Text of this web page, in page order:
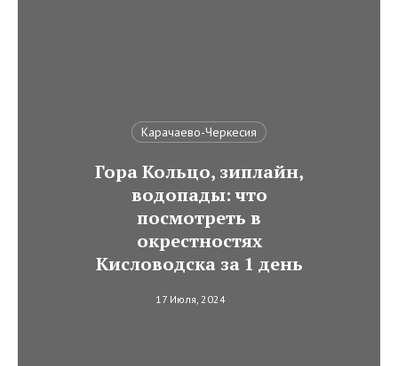
Карачаево-Черкесия
Гора Кольцо, зиплайн,
водопады: что
посмотреть в
окрестностях
Кисловодска за 1 день
17 Июля, 2024